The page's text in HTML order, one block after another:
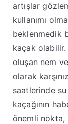
artışlar
kullanımı
beklenmedik
kaçak
oluşan nem
olarak
saatlerinde su
kaçağının
önemli